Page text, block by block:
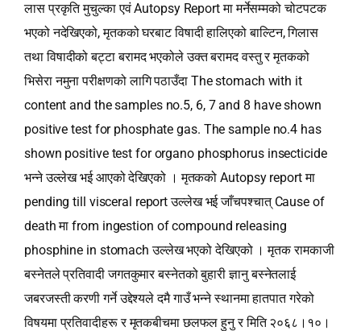
लास प्रकृति मुचुल्का एवं Autopsy Report मा मर्नेसम्मको चोटपटक
भएको नदेखिएको, मृतकको घरबाट विषादी हालिएको बाल्टिन, गिलास
तथा विषादीको बट्टा बरामद भएकोले उक्त बरामद वस्तु र मृतकको
भिसेरा नमुना परीक्षणको लागि पठाउँदा The stomach with it
content and the samples no.5, 6, 7 and 8 have shown
positive test for phosphate gas. The sample no.4 has
shown positive test for organo phosphorus insecticide
भन्‍ने उल्लेख भई आएको देखिएको । मृतकको Autopsy report मा
pending till visceral report उल्लेख भई जाँचपश्‍चात् Cause of
death मा from ingestion of compound releasing
phosphine in stomach उल्लेख भएको देखिएको । मृतक रामकाजी
बस्नेतले प्रतिवादी जगतकुमार बस्नेतको बुहारी ज्ञानु बस्नेतलाई
जबरजस्ती करणी गर्ने उद्देश्यले दमै गाउँ भन्‍ने स्थानमा हातपात गरेको
विषयमा प्रतिवादीहरू र मृतकबीचमा छलफल हुनु र मिति २०६८।१०।